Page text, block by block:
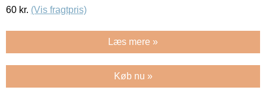
60 kr. (Vis fragtpris)
Læs mere »
Køb nu »